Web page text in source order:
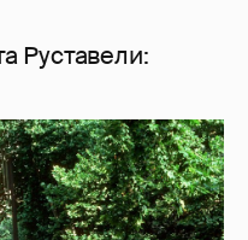
Руставели: